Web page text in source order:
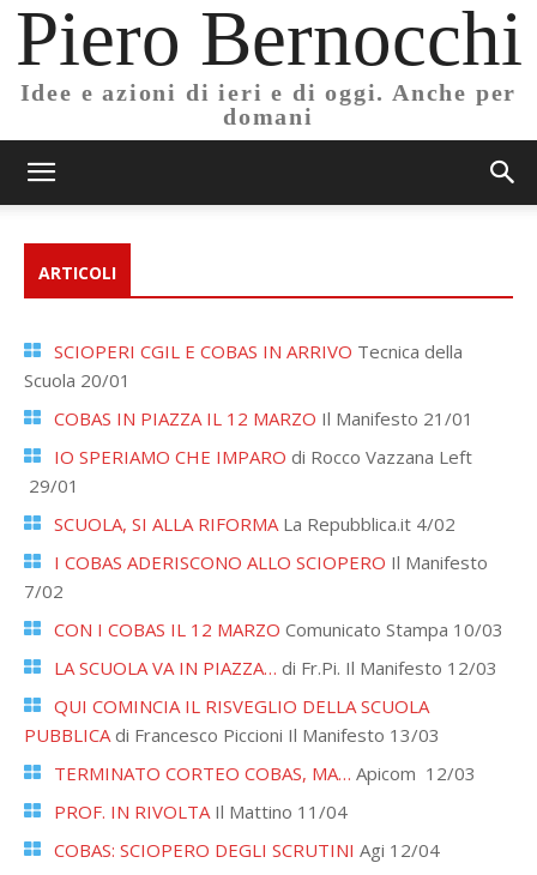
Piero Bernocchi
Idee e azioni di ieri e di oggi. Anche per
domani
ARTICOLI
SCIOPERI CGIL E COBAS IN ARRIVO Tecnica della
Scuola 20/01
COBAS IN PIAZZA IL 12 MARZO Il Manifesto 21/01
IO SPERIAMO CHE IMPARO di Rocco Vazzana Left
29/01
SCUOLA, SI ALLA RIFORMALa Repubblica.it 4/02
I COBAS ADERISCONO ALLO SCIOPERO Il Manifesto
7/02
CON I COBAS IL 12 MARZO Comunicato Stampa 10/03
LA SCUOLA VA IN PIAZZA… di Fr.Pi. Il Manifesto 12/03
QUI COMINCIA IL RISVEGLIO DELLA SCUOLA
PUBBLICAdi Francesco Piccioni Il Manifesto 13/03
TERMINATO CORTEO COBAS, MA… Apicom 12/03
PROF. IN RIVOLTAIl Mattino 11/04
COBAS: SCIOPERO DEGLI SCRUTINI Agi 12/04